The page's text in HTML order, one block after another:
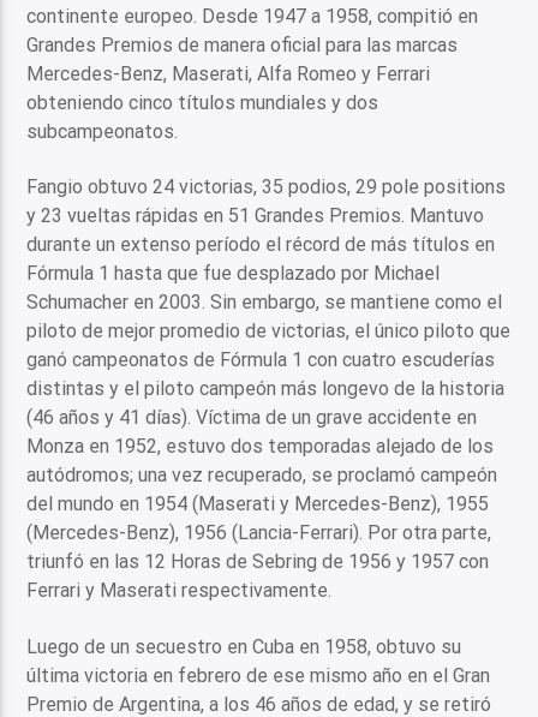
continente europeo. Desde 1947 a 1958, compitió en
Grandes Premios de manera oficial para las marcas
Mercedes-Benz, Maserati, Alfa Romeo y Ferrari
obteniendo cinco títulos mundiales y dos
subcampeonatos.
Fangio obtuvo 24 victorias, 35 podios, 29 pole positions
y 23 vueltas rápidas en 51 Grandes Premios. Mantuvo
durante un extenso período el récord de más títulos en
Fórmula 1 hasta que fue desplazado por Michael
Schumacher en 2003. Sin embargo, se mantiene como el
piloto de mejor promedio de victorias, el único piloto que
ganó campeonatos de Fórmula 1 con cuatro escuderías
distintas y el piloto campeón más longevo de la historia
(46 años y 41 días). Víctima de un grave accidente en
Monza en 1952, estuvo dos temporadas alejado de los
autódromos; una vez recuperado, se proclamó campeón
del mundo en 1954 (Maserati y Mercedes-Benz), 1955
(Mercedes-Benz), 1956 (Lancia-Ferrari). Por otra parte,
triunfó en las 12 Horas de Sebring de 1956 y 1957 con
Ferrari y Maserati respectivamente.
Luego de un secuestro en Cuba en 1958, obtuvo su
última victoria en febrero de ese mismo año en el Gran
Premio de Argentina, a los 46 años de edad, y se retiró